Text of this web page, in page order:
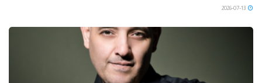
2026-07-13